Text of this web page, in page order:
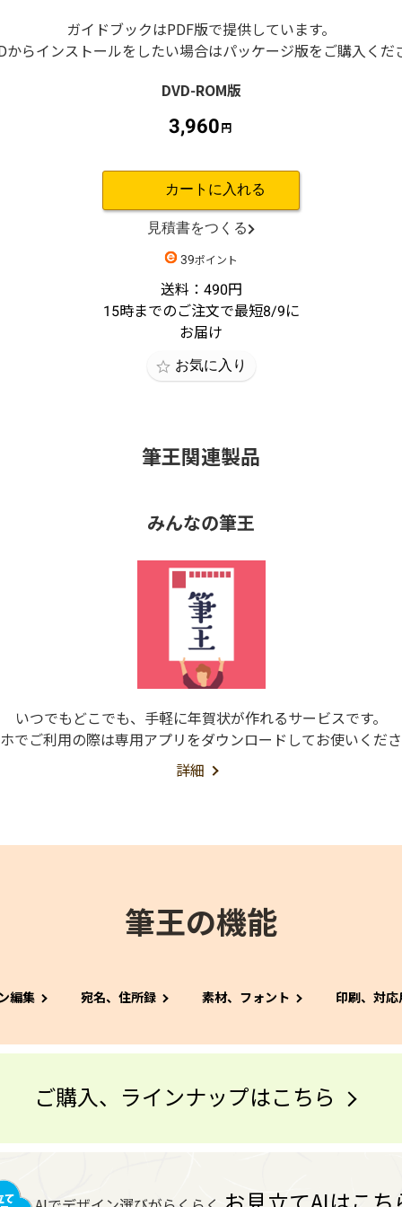
ガイドブックはPDF版で提供しています。
からインストールをしたい場合はパッケージ版をご購入くだ
3,960
39
490
15
8/9
筆王関連製品
みんなの筆王
いつでもどこでも、手軽に年賀状が作れるサービスです。
でご利用の際は専用アプリをダウンロードしてお使いくだ
詳細
筆王の機能
編集 宛名、住所録 素材、フォント 印刷、対応
ご購入、ラインナップはこちら